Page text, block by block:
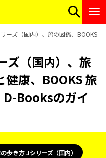
ーズ（国内）、旅の図鑑、BOOKS
ズ（国内）、旅
健康、BOOKS 旅
D-Booksのガイ
歩き方 Jシリーズ（国内）